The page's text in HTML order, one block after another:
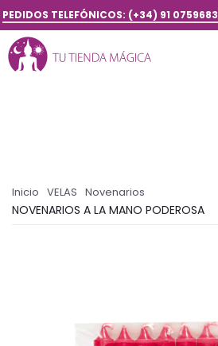
PEDIDOS TELEFÓNICOS: (+34) 91 0759683
Inicio VELAS Novenarios
NOVENARIOS A LA MANO PODEROSA